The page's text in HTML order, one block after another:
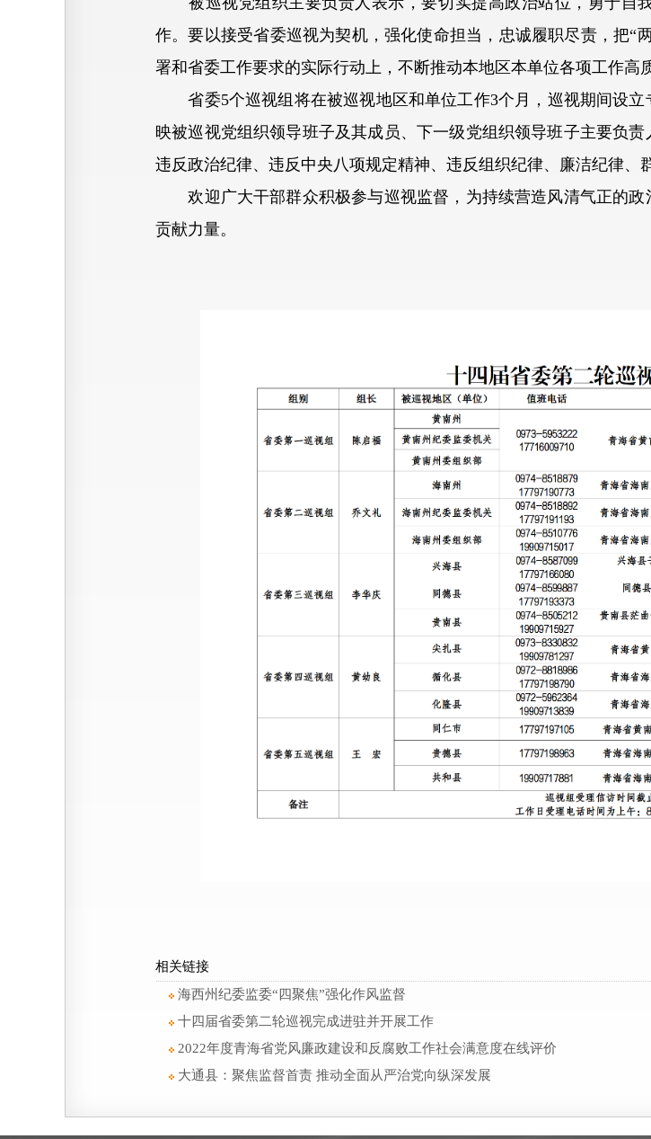
作。要以接受省委巡视为契机，强化使命担当，忠诚履职尽责，把“
署和省委工作要求的实际行动上，不断推动本地区本单位各项工作高
省委5个巡视组将在被巡视地区和单位工作3个月，巡视期间设立
映被巡视党组织领导班子及其成员、下一级党组织领导班子主要负
违反政治纪律、违反中央八项规定精神、违反组织纪律、廉洁纪律、
欢迎广大干部群众积极参与巡视监督，为持续营造风清气正的政
贡献力量。
相关链接
海西州纪委监委“四聚焦”强化作风监督
十四届省委第二轮巡视完成进驻并开展工作
2022年度青海省党风廉政建设和反腐败工作社会满意度在线评价
大通县：聚焦监督首责 推动全面从严治党向纵深发展